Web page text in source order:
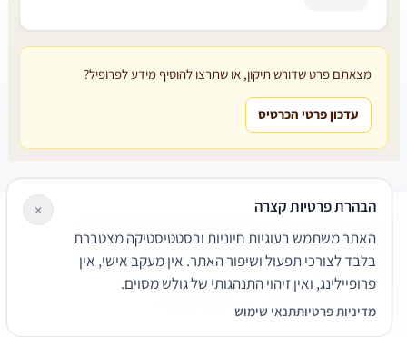
מצאתם פרט שדורש תיקון, או שתרצו להוסיף מידע לפרופיל?
עדכון פרטי הכרטיס
שירותים משפטיים
דרושים צור קשר נגישותפרטיות
תנאי שימוש
© 2026 הפירמה. כל הזכויות שמורות.
הבהרת פרטיות קצרה
האתר משתמש בעוגיות חיוניות ובסטטיסטיקה מצטברת
בלבד לצורכי תפעול ושיפור האתר. אין מעקב אישי, אין
פרופיילינג, ואין זיהוי התנהגותי של גולש מסוים.
מדיניות פרטיותתנאי שימוש
×